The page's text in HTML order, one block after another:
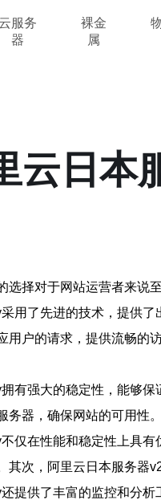
服务
器
裸金
属
云日本
选择对于网站运营者来说
用了先进的技术，提供
用户的请求，提供流畅的
有强大的稳定性，能够
务器，确保网站的可用性
仅在性能和稳定性上具
其次，阿里云日本服务器
提供了丰富的监控和分